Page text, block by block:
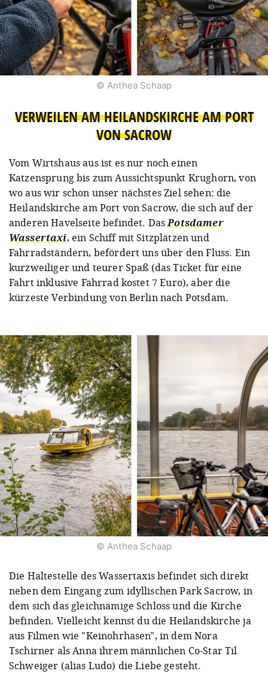
© Anthea Schaap
VERWEILEN AM HEILANDSKIRCHE AM PORT
VON SACROW
Vom Wirtshaus aus ist es nur noch einen
Katzensprung bis zum Aussichtspunkt Krughorn, von
wo aus wir schon unser nächstes Ziel sehen: die
Heilandskirche am Port von Sacrow, die sich auf der
anderen Havelseite befindet. DasPotsdamer
Wassertaxi, ein Schiff mit Sitzplätzen und
Fahrradständern, befördert uns über den Fluss. Ein
kurzweiliger und teurer Spaß (das Ticket für eine
Fahrt inklusive Fahrrad kostet 7 Euro), aber die
kürzeste Verbindung von Berlin nach Potsdam.
© Anthea Schaap
Die Haltestelle des Wassertaxis befindet sich direkt
neben dem Eingang zum idyllischen Park Sacrow, in
dem sich das gleichnamige Schloss und die Kirche
befinden. Vielleicht kennst du die Heilandskirche ja
aus Filmen wie "Keinohrhasen", in dem Nora
Tschirner als Anna ihrem männlichen Co-Star Til
Schweiger (alias Ludo) die Liebe gesteht.